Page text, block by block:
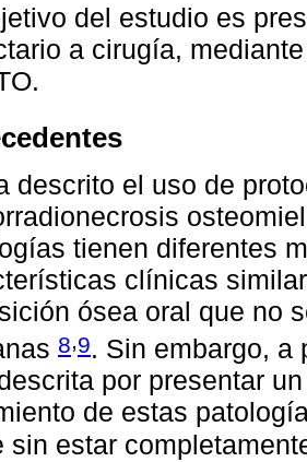
del estudio es
a cirugía,
descrito el uso de
tienen diferentes
clínicas
ósea oral que no
8,9. Sin embargo, a
por presentar
de estas
sin estar